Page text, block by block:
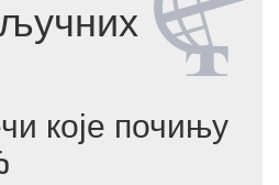
које почињу